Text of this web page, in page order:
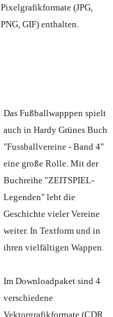
Pixelgrafikformate (JPG,
PNG, GIF) enthalten.
Das Fußballwapppen spielt
auch in Hardy Grünes Buch
"Fussballvereine - Band 4"
eine große Rolle. Mit der
Buchreihe "ZEITSPIEL-
Legenden" lebt die
Geschichte vieler Vereine
weiter. In Textform und in
ihren vielfältigen Wappen.
Im Downloadpaket sind 4
verschiedene
Vektorgrafikformate (CDR,